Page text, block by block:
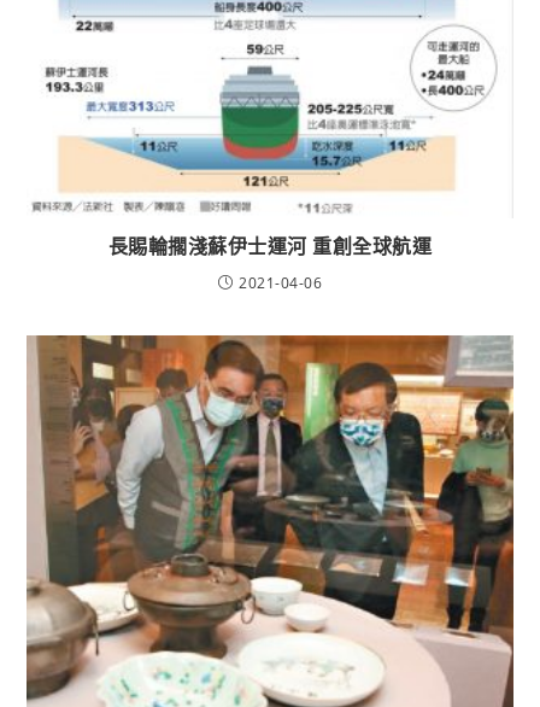
長賜輪擱淺蘇伊士運河 重創全球航運
2021-04-06